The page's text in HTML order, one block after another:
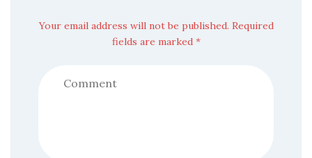
Your email address will not be published. Required
fields are marked *